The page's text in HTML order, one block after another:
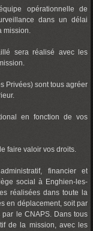
opérationnelle de
dans un délai
mission.
sera réalisé avec les
Privées) sont tous agréer
en fonction de vos
faire valoir vos droits.
financier et
social à Enghien-les-
réalisées dans toute la
en déplacement, soit par
le CNAPS. Dans tous
de la mission, avec les